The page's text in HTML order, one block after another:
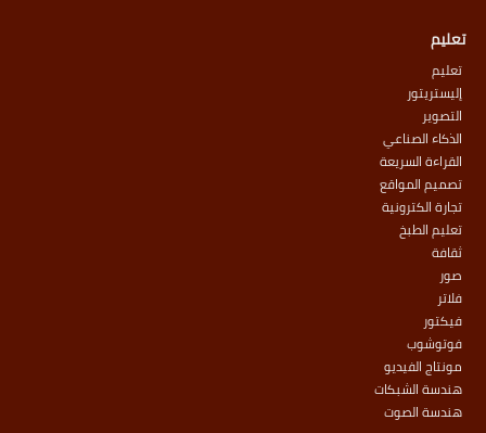
تعليم
تعليم
إليستريتور
التصوير
الذكاء الصناعي
القراءة السريعة
تصميم المواقع
تجارة الكترونية
تعليم الطبخ
ثقافة
صور
فلاتر
فيكتور
فوتوشوب
مونتاج الفيديو
هندسة الشبكات
هندسة الصوت